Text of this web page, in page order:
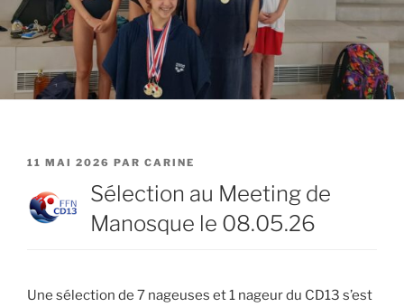
PUBLIÉ
11 MAI 2026 PAR CARINE
Sélection au Meeting de
Manosque le 08.05.26
Une sélection de 7 nageuses et 1 nageur du CD13 s’est